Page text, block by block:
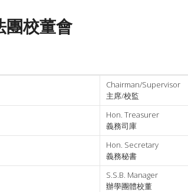
團校董會
Chairman/Supervisor
主席/校監
Hon. Treasurer
義務司庫
Hon. Secretary
義務秘書
S.S.B. Manager
辦學團體校董